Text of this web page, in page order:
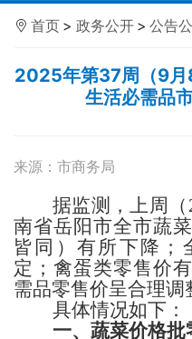
首页 > 政务公开 > 公告
2025年第37周（9月
生活必需品
来源：市商务局
据监测，上周 （
南省岳阳市全市蔬
皆同）有所下降；
定；禽蛋类零售价
需品零售价呈合理调
具体情况如下：
一、蔬菜价格批